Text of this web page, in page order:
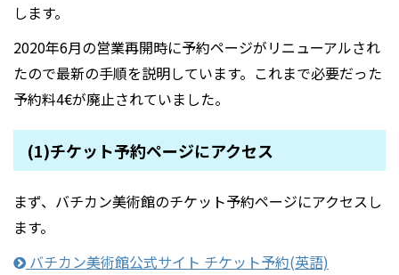
します。
2020年6月の営業再開時に予約ページがリニューアルされ
たので最新の手順を説明しています。これまで必要だった
予約料4€が廃止されていました。
(1)チケット予約ページにアクセス
まず、バチカン美術館のチケット予約ページにアクセスし
ます。
バチカン美術館公式サイト チケット予約(英語)